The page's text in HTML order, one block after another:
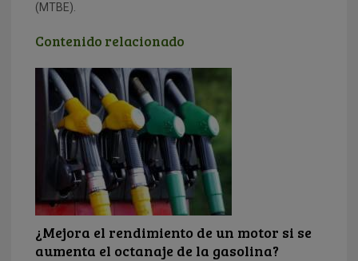
(MTBE).
Contenido relacionado
¿Mejora el rendimiento de un motor si se
aumenta el octanaje de la gasolina?